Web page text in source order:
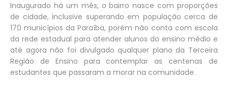
Inaugurado há um mês, o bairro nasce com proporções
de cidade, inclusive superando em população cerca de
170 municípios da Paraíba, porém não conta com escola
da rede estadual para atender alunos do ensino médio e
até agora não foi divulgado qualquer plano da Terceira
Região de Ensino para contemplar as centenas de
estudantes que passaram a morar na comunidade.